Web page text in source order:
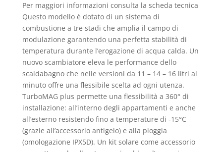
Per maggiori informazioni consulta la scheda tecnica
Questo modello è dotato di un sistema di
combustione a tre stadi che amplia il campo di
modulazione garantendo una perfetta stabilità di
temperatura durante l’erogazione di acqua calda. Un
nuovo scambiatore eleva le performance dello
scaldabagno che nelle versioni da 11 – 14 – 16 litri al
minuto offre una flessibile scelta ad ogni utenza.
TurboMAG plus permette una flessibilità a 360° di
installazione: all’interno degli appartamenti e anche
all’esterno resistendo fino a temperature di -15°C
(grazie all’accessorio antigelo) e alla pioggia
(omologazione IPX5D). Un kit solare come accessorio